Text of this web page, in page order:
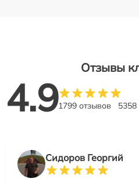
Отзывы
4.91799 отзывов
Сидоров Георгий